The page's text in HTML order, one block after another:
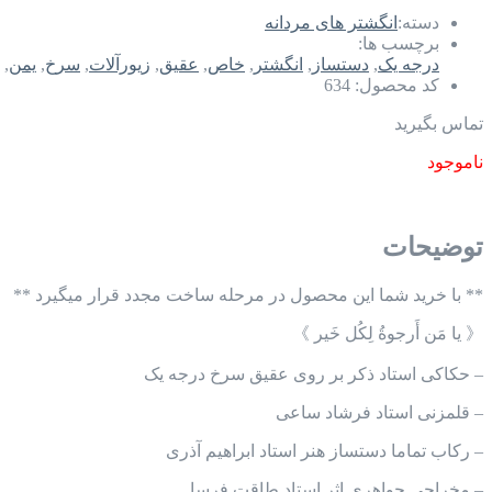
دسته: انگشتر های مردانه
برچسب ها:
درجه یک, دستساز , انگشتر , خاص, عقیق, زیورآلات, سرخ, یمن,
کد محصول: 634
تماس بگیرید
ناموجود
توضیحات
** با خرید شما این محصول در مرحله ساخت مجدد قرار میگیرد **
《 یا مَن أَرجوةُ لِكُل خَير 》
– حکاکی استاد ذکر بر روی عقیق سرخ درجه یک
– قلمزنی استاد فرشاد ساعی
– رکاب تماما دستساز هنر استاد ابراهیم آذری